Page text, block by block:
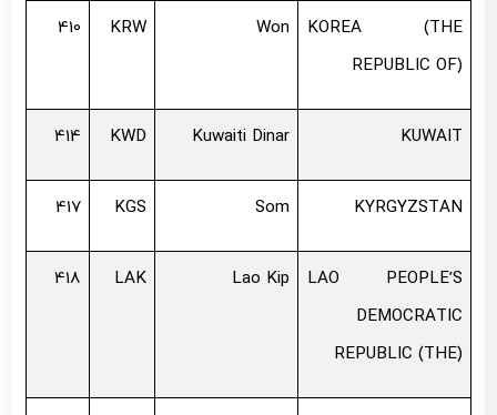
KOREA (THE
REPUBLIC OF)
Won
KRW
410
KUWAIT
Kuwaiti Dinar
KWD
414
KYRGYZSTAN
Som
KGS
417
LAO PEOPLE’S
DEMOCRATIC
REPUBLIC (THE)
Lao Kip
LAK
418